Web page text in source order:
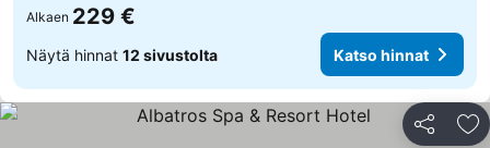
Alkaen 229 €
Näytä hinnat 12 sivustolta Katso hinnat
Jaa